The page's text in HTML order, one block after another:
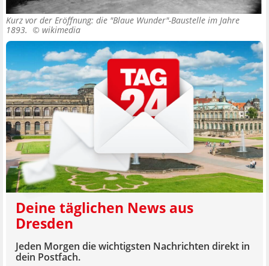
Kurz vor der Eröffnung: die "Blaue Wunder"-Baustelle im Jahre
1893. © wikimedia
Deine täglichen News aus
Dresden
Jeden Morgen die wichtigsten Nachrichten direkt in
dein Postfach.